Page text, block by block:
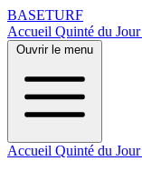
BASETURF
Accueil Quinté du Jour
Ouvrir le menu
Accueil Quinté du Jour